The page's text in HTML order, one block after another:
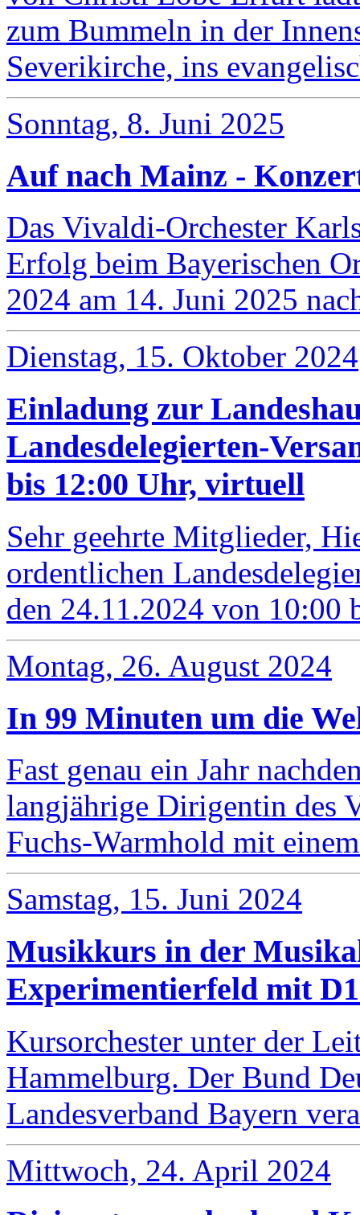
zum Bummeln in der
Severikirche, ins
Sonntag, 8. Juni 2025
Auf nach Mainz -
Das Vivaldi-Orchester
Erfolg beim Bayerischen
2024 am 14. Juni 2025
Dienstag, 15. Oktober 2024
Einladung zur
Landesdelegierten-
bis 12:00 Uhr, virtuell
Sehr geehrte Mitglieder,
ordentlichen
den 24.11.2024 von
Montag, 26. August 2024
In 99 Minuten um die
Fast genau ein Jahr
langjährige Dirigentin des
Fuchs-Warmhold mit
Samstag, 15. Juni 2024
Musikkurs in der
Experimentierfeld mit
Kursorchester unter der
Hammelburg. Der Bund
Landesverband Bayern
Mittwoch, 24. April 2024